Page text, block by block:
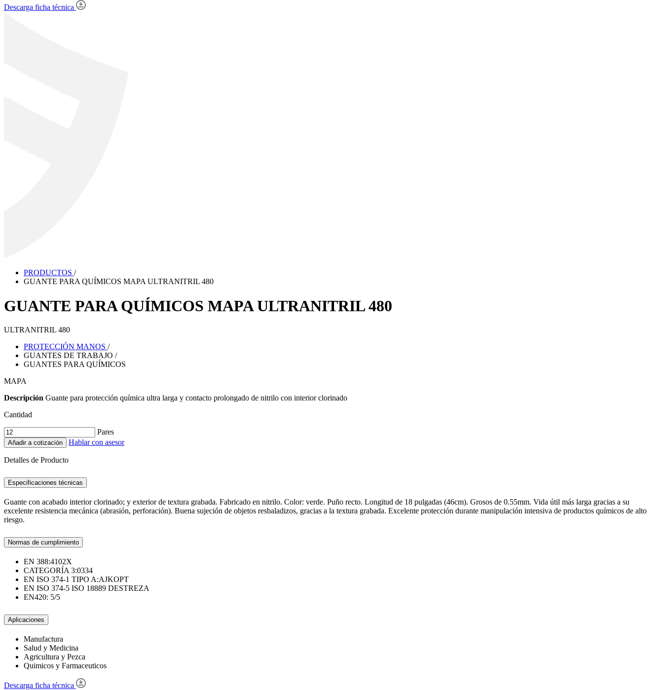
Descarga ficha técnica
PRODUCTOS /
GUANTE PARA QUÍMICOS MAPA ULTRANITRIL 480
GUANTE PARA QUÍMICOS MAPA ULTRANITRIL 480
ULTRANITRIL 480
PROTECCIÓN MANOS /
GUANTES DE TRABAJO /
GUANTES PARA QUÍMICOS
MAPA
Descripción Guante para protección química ultra larga y contacto prolongado de nitrilo con interior clorinado
Cantidad
Pares
Añadir a cotización Hablar con asesor
Detalles de Producto
Especificaciones técnicas
Guante con acabado interior clorinado; y exterior de textura grabada. Fabricado en nitrilo. Color: verde. Puño recto. Longitud de 18 pulgadas (46cm). Grosos de 0.55mm. Vida útil más larga gracias a su
excelente resistencia mecánica (abrasión, perforación). Buena sujeción de objetos resbaladizos, gracias a la textura grabada. Excelente protección durante manipulación intensiva de productos químicos de alto
riesgo.
Normas de cumplimiento
EN 388:4102X
CATEGORÍA 3:0334
EN ISO 374-1 TIPO A:AJKOPT
EN ISO 374-5 ISO 18889 DESTREZA
EN420: 5/5
Aplicaciones
Manufactura
Salud y Medicina
Agricultura y Pezca
Quimicos y Farmaceuticos
Descarga ficha técnica